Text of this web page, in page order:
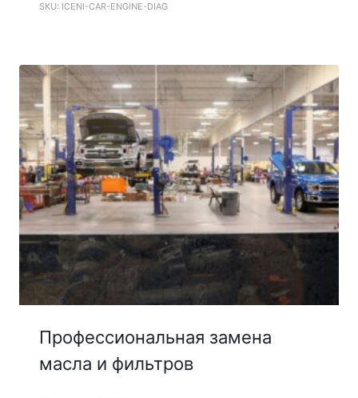
SKU: ICENI-CAR-ENGINE-DIAG
Профессиональная замена
масла и фильтров